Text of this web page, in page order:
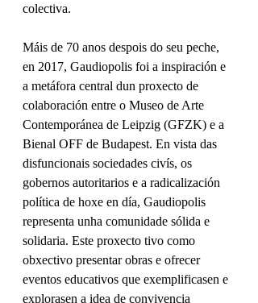
colectiva.
Máis de 70 anos despois do seu peche,
en 2017, Gaudiopolis foi a inspiración e
a metáfora central dun proxecto de
colaboración entre o Museo de Arte
Contemporánea de Leipzig (GFZK) e a
Bienal OFF de Budapest. En vista das
disfuncionais sociedades civís, os
gobernos autoritarios e a radicalización
política de hoxe en día, Gaudiopolis
representa unha comunidade sólida e
solidaria. Este proxecto tivo como
obxectivo presentar obras e ofrecer
eventos educativos que exemplificasen e
explorasen a idea de convivencia